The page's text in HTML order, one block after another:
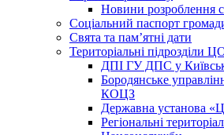
Новини розроблення
Соціальний паспорт
Свята та пам’ятні дати
Територіальні підрозділи
ДПІ ГУ ДПС у
Бородянське
КОЦЗ
Державна установа
Регіональні